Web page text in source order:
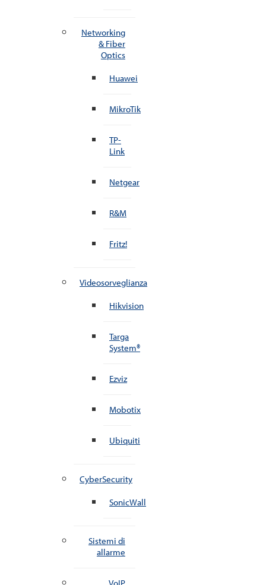
Networking
& Fiber
Optics
Huawei
MikroTik
TP-
Link
Netgear
R&M
Fritz!
Videosorveglianza
Hikvision
Targa
System®
Ezviz
Mobotix
Ubiquiti
CyberSecurity
SonicWall
Sistemi di
allarme